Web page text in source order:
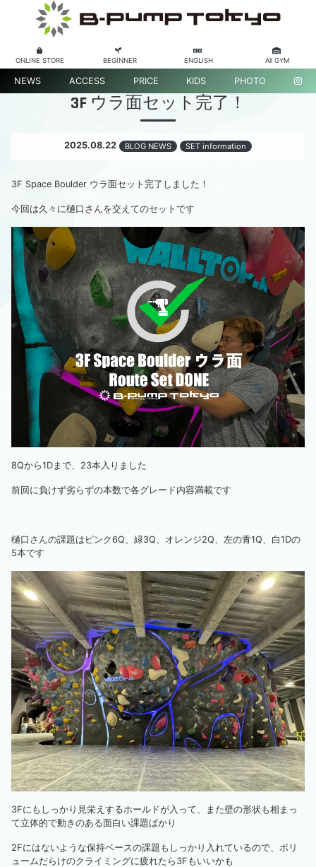
ONLINE STORE BEGINNER ENGLISH All GYM
NEWS ACCESS PRICE KIDS PHOTO
3F ウラ面セット完了！
2025.08.22 BLOG NEWS SET information
3F Space Boulder ウラ面セット完了しました！
今回は久々に樋口さんを交えてのセットです
8Qから1Dまで、23本入りました
前回に負けず劣らずの本数で各グレード内容満載です
樋口さんの課題はピンク6Q、緑3Q、オレンジ2Q、左の青1Q、白1Dの
5本です
3Fにもしっかり見栄えするホールドが入って、また壁の形状も相まっ
て立体的で動きのある面白い課題ばかり
2Fにはないような保持ベースの課題もしっかり入れているので、ボリ
ュームだらけのクライミングに疲れたら3Fもいいかも